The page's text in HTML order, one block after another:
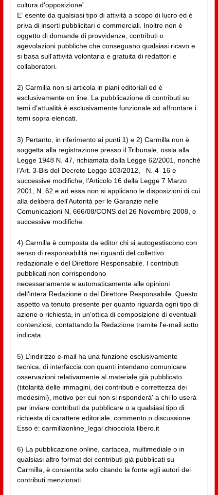
cultura d'opposizione”.
E' esente da qualsiasi tipo di attività a scopo di lucro ed è
priva di inserti pubblicitari o commerciali. Inoltre non è
oggetto di domande di provvidenze, contributi o
agevolazioni pubbliche che conseguano qualsiasi ricavo e
si basa sull'attività volontaria e gratuita di redattori e
collaboratori.
2) Carmilla non si articola in piani editoriali ed è
esclusivamente on line. La pubblicazione di contributi su
temi d'attualità è esclusivamente funzionale ad affrontare i
temi sopra elencati.
3) Pertanto, in riferimento ai punti 1) e 2) Carmilla non è
soggetta alla registrazione presso il Tribunale, ossia alla
Legge 1948 N. 47, richiamata dalla Legge 62/2001, nonché
l’Art. 3-Bis del Decreto Legge 103/2012, _N. 4_16 e
successive modifiche, l’Articolo 16 della Legge 7 Marzo
2001, N. 62 e ad essa non si applicano le disposizioni di cui
alla delibera dell'Autorità per le Garanzie nelle
Comunicazioni N. 666/08/CONS del 26 Novembre 2008, e
successive modifiche.
4) Carmilla è composta da editor chi si autogestiscono con
senso di responsabilità nei riguardi del collettivo
redazionale e del Direttore Responsabile. I contributi
pubblicati non corrispondono
necessariamente e automaticamente alle opinioni
dell'intera Redazione o del Direttore Responsabile. Questo
aspetto va tenuto presente per quanto riguarda ogni tipo di
azione o richiesta, in un'ottica di composizione di eventuali
contenziosi, contattando la Redazione tramite l'e-mail sotto
indicata.
5) L’indirizzo e-mail ha una funzione esclusivamente
tecnica, di interfaccia con quanti intendano comunicare
osservazioni relativamente al materiale già pubblicato
(titolarità delle immagini, dei contributi e correttezza dei
medesimi), motivo per cui non si risponderà' a chi lo userà
per inviare contributi da pubblicare o a qualsiasi tipo di
richiesta di carattere editoriale, commento o discussione.
Esso è: carmillaonline_legal chiocciola libero.it
6) La pubblicazione online, cartacea, multimediale o in
qualsiasi altro format dei contributi già pubblicati su
Carmilla, è consentita solo citando la fonte egli autori dei
contributi menzionati.